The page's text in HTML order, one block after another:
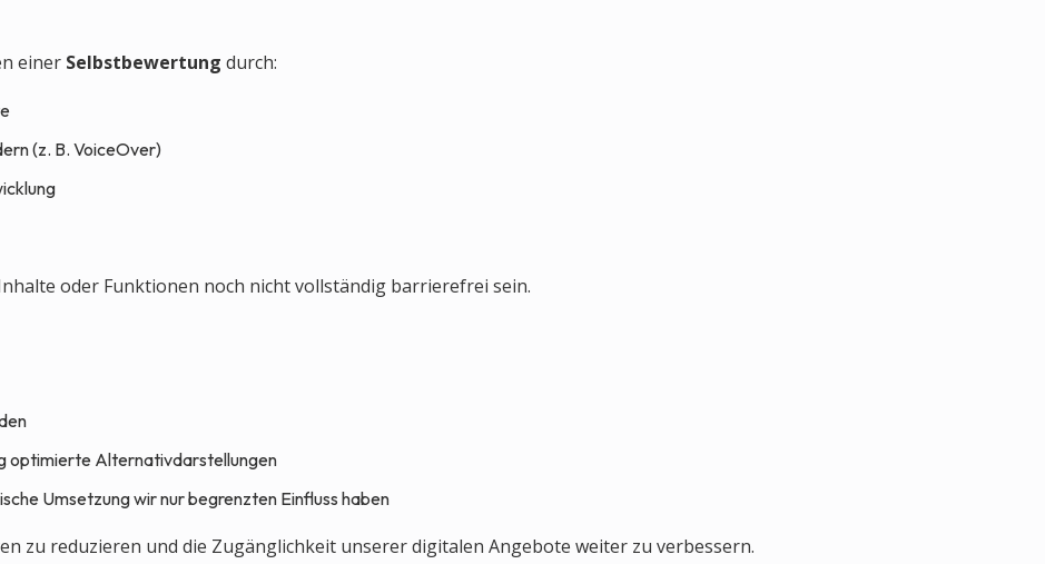
einer Selbstbewertung durch:
(z. B. VoiceOver)
oder Funktionen noch nicht vollständig barrierefrei sein.
optimierte Alternativdarstellungen
Umsetzung wir nur begrenzten Einfluss haben
zu reduzieren und die Zugänglichkeit unserer digitalen Angebote weiter zu verbessern.